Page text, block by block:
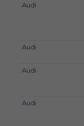
Audi
Audi
Audi
Audi